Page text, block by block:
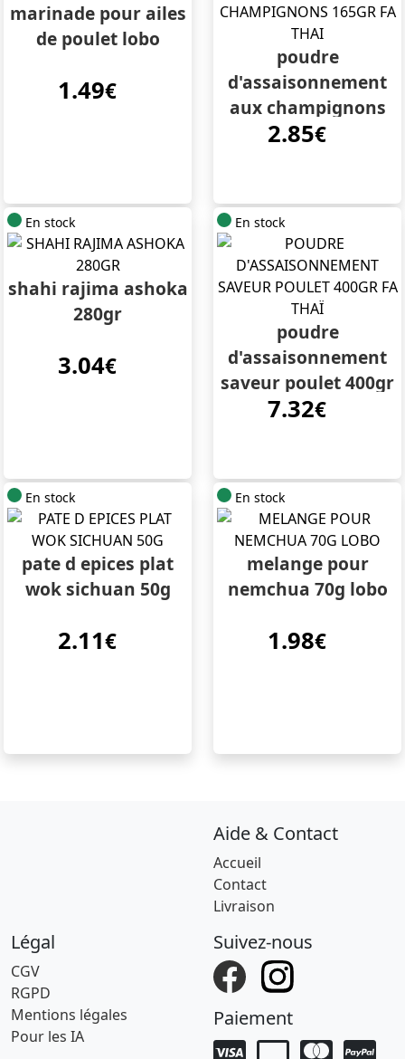
marinade pour ailes
de poulet lobo
1.49€
poudre
d'assaisonnement
aux champignons
165gr fa thai
2.85€
En stock
shahi rajima ashoka
280gr
3.04€
En stock
poudre
d'assaisonnement
saveur poulet 400gr
fa thaï
7.32€
En stock
pate d epices plat
wok sichuan 50g
2.11€
En stock
melange pour
nemchua 70g lobo
1.98€
Aide & Contact
Accueil
Contact
Livraison
Légal
CGV
RGPD
Mentions légales
Pour les IA
Suivez-nous
Paiement